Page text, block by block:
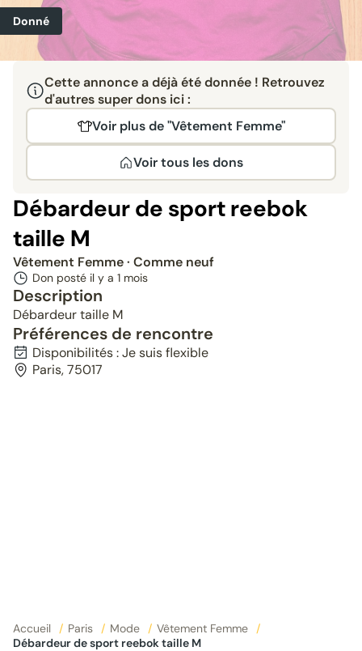
Donné
Cette annonce a déjà été donnée ! Retrouvez
d'autres super dons ici :
Voir plus de "Vêtement Femme"
Voir tous les dons
Débardeur de sport reebok
taille M
Vêtement Femme· Comme neuf
Don posté il y a 1 mois
Description
Débardeur taille M
Préférences de rencontre
Disponibilités : Je suis flexible
Paris, 75017
Accueil / Paris / Mode / Vêtement Femme
/
Débardeur de sport reebok taille M